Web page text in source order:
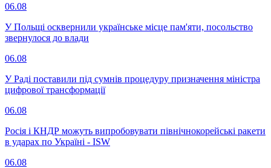
06.08
У Польщі осквернили українське місце пам'яти, посольство
звернулося до влади
06.08
У Раді поставили під сумнів процедуру призначення міністра
цифрової трансформації
06.08
Росія і КНДР можуть випробовувати північнокорейські ракети
в ударах по Україні - ISW
06.08